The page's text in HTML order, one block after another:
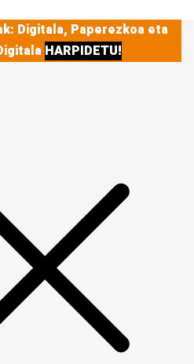
Digitala, Paperezkoa eta
HARPIDETU!